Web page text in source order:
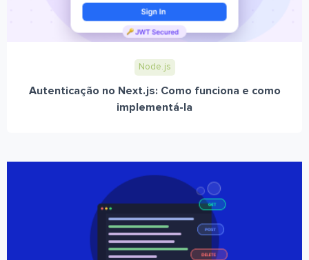
Node.js
Autenticação no Next.js: Como funciona e como
implementá-la